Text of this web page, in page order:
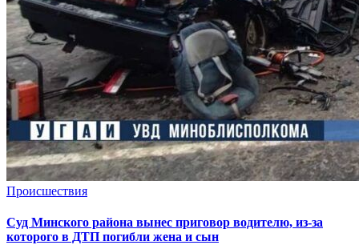
Происшествия
Суд Минского района вынес приговор водителю, из-за
которого в ДТП погибли жена и сын